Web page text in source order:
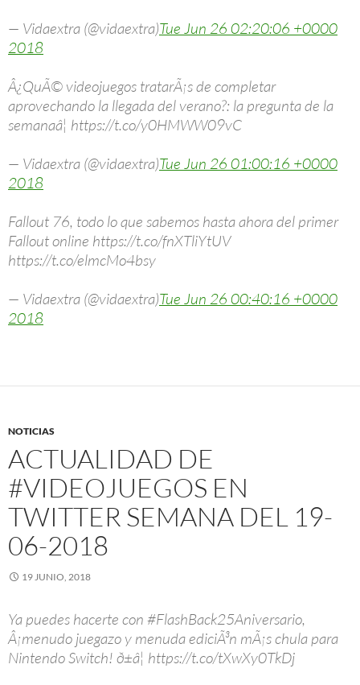
— Vidaextra (@vidaextra)Tue Jun 26 02:20:06 +0000
2018
Â¿QuÃ© videojuegos tratarÃ¡s de completar
aprovechando la llegada del verano?: la pregunta de la
semanaâ¦ https://t.co/y0HMWW09vC
— Vidaextra (@vidaextra)Tue Jun 26 01:00:16 +0000
2018
Fallout 76, todo lo que sabemos hasta ahora del primer
Fallout online https://t.co/fnXTliYtUV
https://t.co/elmcMo4bsy
— Vidaextra (@vidaextra)Tue Jun 26 00:40:16 +0000
2018
NOTICIAS
ACTUALIDAD DE
#VIDEOJUEGOS EN
TWITTER SEMANA DEL 19-
06-2018
19 JUNIO, 2018
Ya puedes hacerte con #FlashBack25Aniversario,
Â¡menudo juegazo y menuda ediciÃ³n mÃ¡s chula para
Nintendo Switch! ð±â¦ https://t.co/tXwXy0TkDj